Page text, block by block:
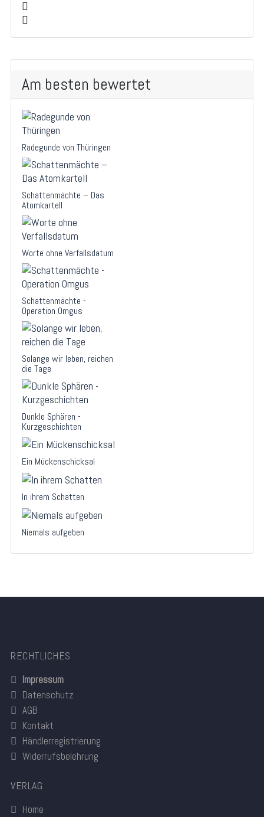
Am besten bewertet
Radegunde von Thüringen
Schattenmächte – Das
Atomkartell
Worte ohne Verfallsdatum
Schattenmächte -
Operation Omgus
Solange wir leben, reichen
die Tage
Dunkle Sphären -
Kurzgeschichten
Ein Mückenschicksal
In ihrem Schatten
Niemals aufgeben
RECHTLICHES
Impressum
Datenschutz
AGB
Kontakt
Händlerregistrierung
Widerrufsbelehrung
VERLAG
Home